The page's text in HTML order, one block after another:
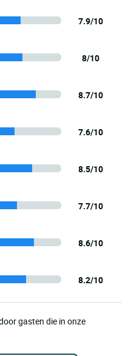
7.9/10
8/10
8.7/10
7.6/10
8.5/10
7.7/10
8.6/10
8.2/10
gasten die in onze